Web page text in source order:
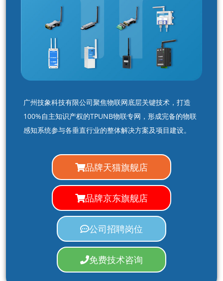
广州技象科技有限公司聚焦物联网底层关键技术，打造
100%自主知识产权的TPUNB物联专网，形成完备的物联
感知系统参与各垂直行业的整体解决方案及项目建设。
品牌天猫旗舰店
品牌京东旗舰店
公司招聘岗位
免费技术咨询